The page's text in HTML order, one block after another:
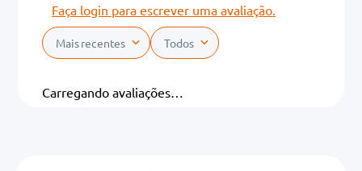
Faça login para escrever uma avaliação.
Mais recentes Todos
Carregando avaliações…